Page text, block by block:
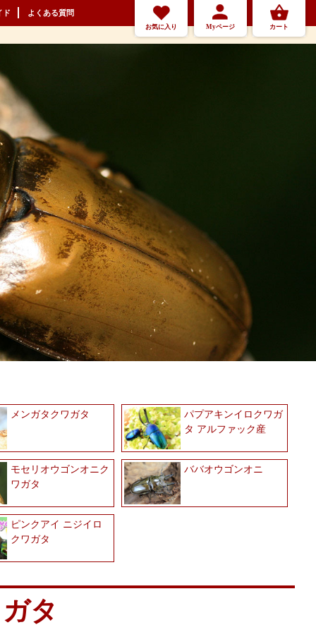
ド よくある質問
お気に入り Myページ カート
メンガタクワガタ
パプアキンイロクワガ
タ アルファック産
モセリオウゴンオニク
ワガタ
ババオウゴンオニ
ピンクアイ ニジイロ
クワガタ
タ